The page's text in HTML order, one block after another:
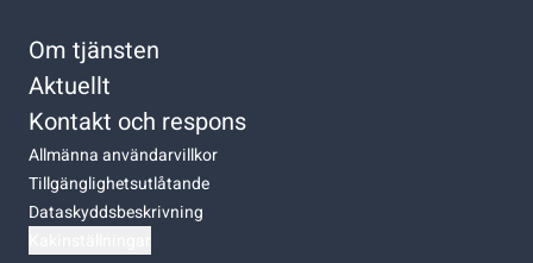
Om tjänsten
Aktuellt
Kontakt och respons
Allmänna användarvillkor
Tillgänglighetsutlåtande
Dataskyddsbeskrivning